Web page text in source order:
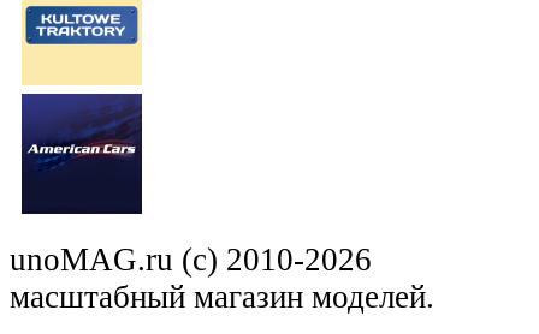
unoMAG.ru (c) 2010-2026
масштабный магазин моделей.